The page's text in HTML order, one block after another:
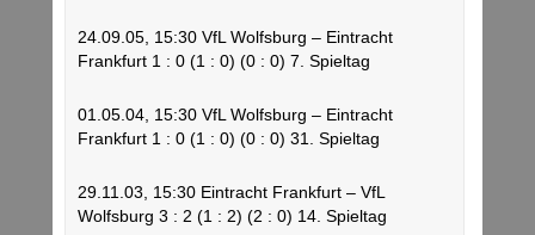
24.09.05, 15:30 VfL Wolfsburg – Eintracht
Frankfurt 1 : 0 (1 : 0) (0 : 0) 7. Spieltag
01.05.04, 15:30 VfL Wolfsburg – Eintracht
Frankfurt 1 : 0 (1 : 0) (0 : 0) 31. Spieltag
29.11.03, 15:30 Eintracht Frankfurt – VfL
Wolfsburg 3 : 2 (1 : 2) (2 : 0) 14. Spieltag